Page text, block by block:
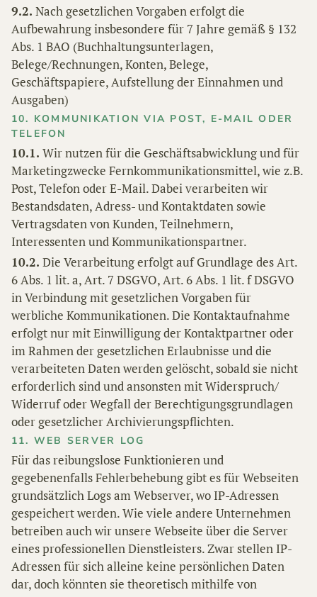
9.2. Nach gesetzlichen Vorgaben erfolgt die
Aufbewahrung insbesondere für 7 Jahre gemäß § 132
Abs. 1 BAO (Buchhaltungsunterlagen,
Belege/Rechnungen, Konten, Belege,
Geschäftspapiere, Aufstellung der Einnahmen und
Ausgaben)
10. KOMMUNIKATION VIA POST, E-MAIL ODER
TELEFON
10.1. Wir nutzen für die Geschäftsabwicklung und für
Marketingzwecke Fernkommunikationsmittel, wie z.B.
Post, Telefon oder E-Mail. Dabei verarbeiten wir
Bestandsdaten, Adress- und Kontaktdaten sowie
Vertragsdaten von Kunden, Teilnehmern,
Interessenten und Kommunikationspartner.
10.2. Die Verarbeitung erfolgt auf Grundlage des Art.
6 Abs. 1 lit. a, Art. 7 DSGVO, Art. 6 Abs. 1 lit. f DSGVO
in Verbindung mit gesetzlichen Vorgaben für
werbliche Kommunikationen. Die Kontaktaufnahme
erfolgt nur mit Einwilligung der Kontaktpartner oder
im Rahmen der gesetzlichen Erlaubnisse und die
verarbeiteten Daten werden gelöscht, sobald sie nicht
erforderlich sind und ansonsten mit Widerspruch/
Widerruf oder Wegfall der Berechtigungsgrundlagen
oder gesetzlicher Archivierungspflichten.
11. WEB SERVER LOG
Für das reibungslose Funktionieren und
gegebenenfalls Fehlerbehebung gibt es für Webseiten
grundsätzlich Logs am Webserver, wo IP-Adressen
gespeichert werden. Wie viele andere Unternehmen
betreiben auch wir unsere Webseite über die Server
eines professionellen Dienstleisters. Zwar stellen IP-
Adressen für sich alleine keine persönlichen Daten
dar, doch könnten sie theoretisch mithilfe von